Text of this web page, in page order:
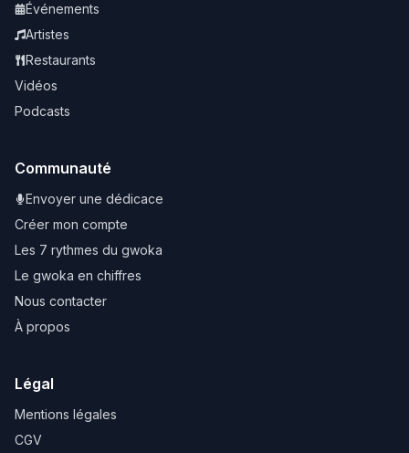
Événements
Artistes
Restaurants
Vidéos
Podcasts
Communauté
Envoyer une dédicace
Créer mon compte
Les 7 rythmes du gwoka
Le gwoka en chiffres
Nous contacter
À propos
Légal
Mentions légales
CGV